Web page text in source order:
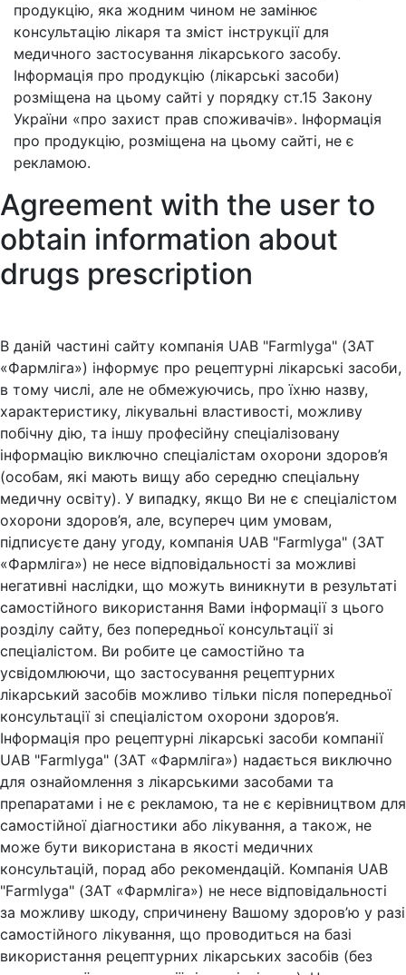
продукцію, яка жодним чином не замінює
консультацію лікаря та зміст інструкції для
медичного застосування лікарського засобу.
Інформація про продукцію (лікарські засоби)
розміщена на цьому сайті у порядку ст.15 Закону
України «про захист прав споживачів». Інформація
про продукцію, розміщена на цьому сайті, не є
рекламою.
Agreement with the user to
obtain information about
drugs prescription
В даній частині сайту компанія UAB "Farmlyga" (ЗАТ
«Фармліга») інформує про рецептурні лікарські засоби,
в тому числі, але не обмежуючись, про їхню назву,
характеристику, лікувальні властивості, можливу
побічну дію, та іншу професійну спеціалізовану
інформацію виключно спеціалістам охорони здоров’я
(особам, які мають вищу або середню спеціальну
медичну освіту). У випадку, якщо Ви не є спеціалістом
охорони здоров’я, але, всупереч цим умовам,
підписуєте дану угоду, компанія UAB "Farmlyga" (ЗАТ
«Фармліга») не несе відповідальності за можливі
негативні наслідки, що можуть виникнути в результаті
самостійного використання Вами інформації з цього
розділу сайту, без попередньої консультації зі
спеціалістом. Ви робите це самостійно та
усвідомлюючи, що застосування рецептурних
лікарський засобів можливо тільки після попередньої
консультації зі спеціалістом охорони здоров’я.
Інформація про рецептурні лікарські засоби компанії
UAB "Farmlyga" (ЗАТ «Фармліга») надається виключно
для ознайомлення з лікарськими засобами та
препаратами і не є рекламою, та не є керівництвом для
самостійної діагностики або лікування, а також, не
може бути використана в якості медичних
консультацій, порад або рекомендацій. Компанія UAB
"Farmlyga" (ЗАТ «Фармліга») не несе відповідальності
за можливу шкоду, спричинену Вашому здоров’ю у разі
самостійного лікування, що проводиться на базі
використання рецептурних лікарських засобів (без